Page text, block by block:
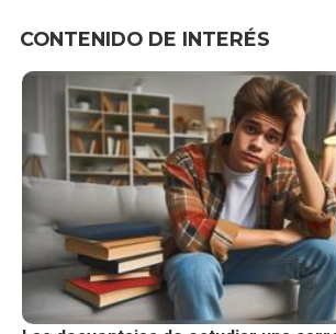
CONTENIDO DE INTERÉS